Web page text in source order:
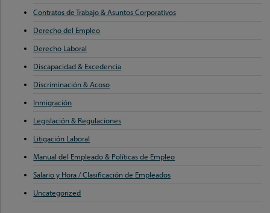
Contratos de Trabajo & Asuntos Corporativos
Derecho del Empleo
Derecho Laboral
Discapacidad & Excedencia
Discriminación & Acoso
Inmigración
Legislación & Regulaciones
Litigación Laboral
Manual del Empleado & Políticas de Empleo
Salario y Hora / Clasificación de Empleados
Uncategorized